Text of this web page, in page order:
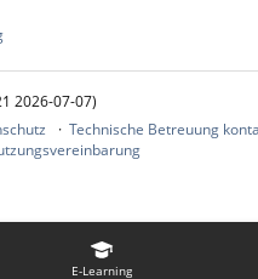
E-Learning
2026-07-07)
Technische Betreuung